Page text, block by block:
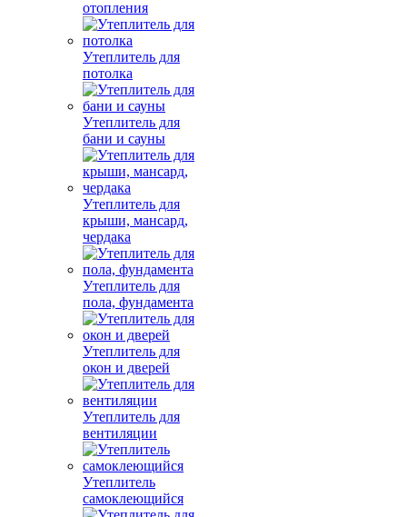
отопления
Утеплитель для
потолка
Утеплитель для
бани и сауны
Утеплитель для
крыши, мансард,
чердака
Утеплитель для
пола, фундамента
Утеплитель для
окон и дверей
Утеплитель для
вентиляции
Утеплитель
самоклеющийся